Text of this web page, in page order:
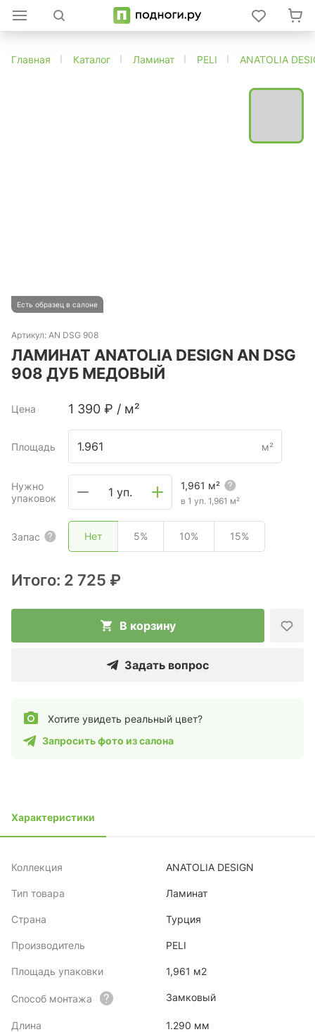
Главная Каталог Ламинат PELI ANATOLIA
Есть образец в салоне
Артикул: AN DSG 908
ЛАМИНАТ ANATOLIA DESIGN AN DSG
908 ДУБ МЕДОВЫЙ
Цена 1 390 ₽ / м²
Площадь м²
Нужно
упаковок
1 уп. 1,961 м²
в 1 уп. 1,961 м²
Запас Нет 5% 10% 15%
Итого: 2 725 ₽
В корзину
Задать вопрос
Хотите увидеть реальный цвет?
Запросить фото из салона
Характеристики
Коллекция ANATOLIA DESIGN
Тип товара Ламинат
Страна Турция
Производитель PELI
Площадь упаковки 1,961 м2
Способ монтажа Замковый
Длина 1.290 мм